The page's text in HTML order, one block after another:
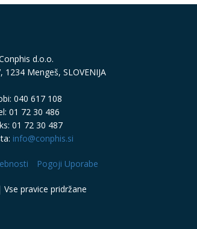
d.o.o.
1234 Mengeš, SLOVENIJA
040 617 108
01 72 30 486
01 72 30 487
info@conphis.si
Pogoji Uporabe
pravice pridržane